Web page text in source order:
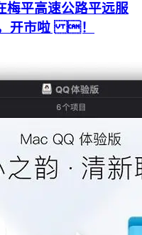
平高速公路平远服
开市啦 ！